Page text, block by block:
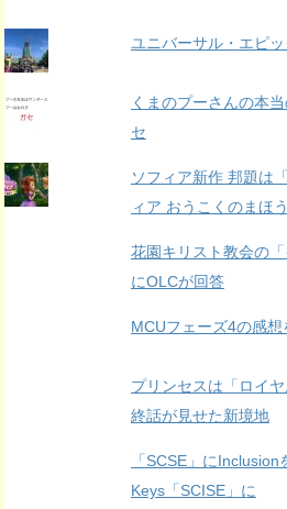
ユニバーサル・エピ
くまのプーさんの本
セ
ソフィア新作 邦題は
ィア おうこくのまほう
花園キリスト教会の
にOLCが回答
MCUフェーズ4の感
プリンセスは「ロイ
終話が見せた新境地
「SCSE」に
Keys「SCISE」に